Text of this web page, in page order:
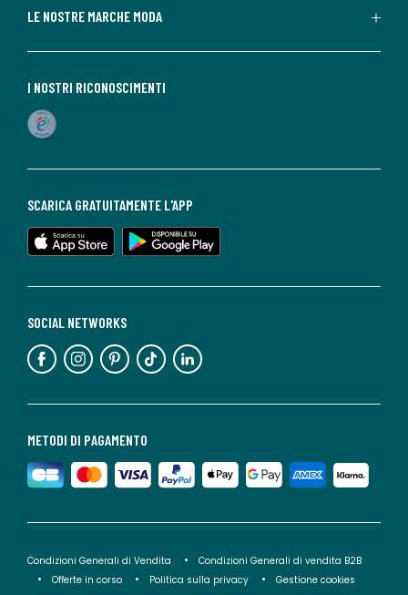
LE NOSTRE MARCHE MODA
METODI DI PAGAMENTO
SOCIAL NETWORKS
SCARICA GRATUITAMENTE L'APP
I NOSTRI RICONOSCIMENTI
Condizioni Generali di Vendita
Condizioni Generali di vendita B2B
Offerte in corso
Politica sulla privacy
Gestione cookies